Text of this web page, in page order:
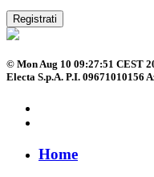
Registrati
© Mon Aug 10 09:27:51 CEST
Electa S.p.A. P.I. 09671010156
Home